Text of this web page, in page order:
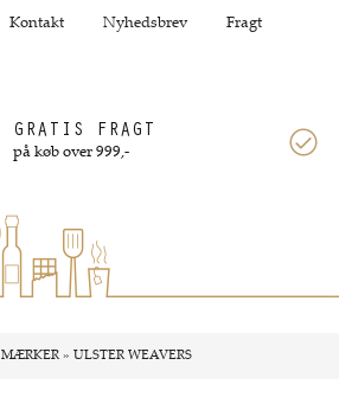
Kontakt Nyhedsbrev Fragt
GRATIS FRAGT
på køb over 999,-
MÆRKER» ULSTER WEAVERS